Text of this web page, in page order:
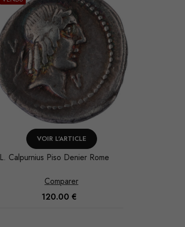
VOIR L'ARTICLE
Marc Antoine Denier Atelier
Comparer
300.00€